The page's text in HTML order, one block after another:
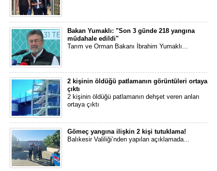
Bakan Yumaklı: "Son 3 günde 218 yangına
müdahale edildi"
Tarım ve Orman Bakanı İbrahim Yumaklı...
2 kişinin öldüğü patlamanın görüntüleri ortaya
çıktı
2 kişinin öldüğü patlamanın dehşet veren anları
ortaya çıktı
Gömeç yangına ilişkin 2 kişi tutuklama!
Balıkesir Valiliği’nden yapılan açıklamada...